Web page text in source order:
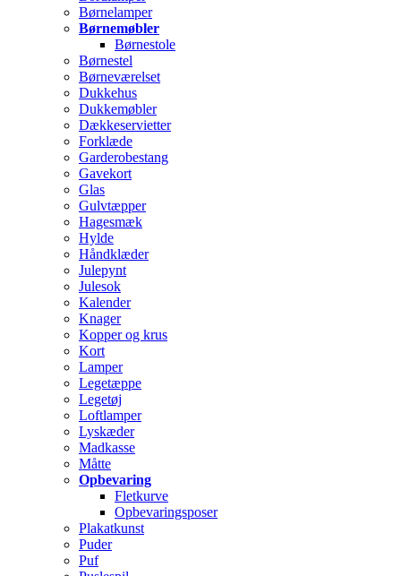
Børnelamper
Børnemøbler
Børnestole
Børnestel
Børneværelset
Dukkehus
Dukkemøbler
Dækkeservietter
Forklæde
Garderobestang
Gavekort
Glas
Gulvtæpper
Hagesmæk
Hylde
Håndklæder
Julepynt
Julesok
Kalender
Knager
Kopper og krus
Kort
Lamper
Legetæppe
Legetøj
Loftlamper
Lyskæder
Madkasse
Måtte
Opbevaring
Fletkurve
Opbevaringsposer
Plakatkunst
Puder
Puf